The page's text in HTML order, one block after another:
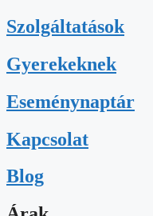
Szolgáltatások
Gyerekeknek
Eseménynaptár
Kapcsolat
Blog